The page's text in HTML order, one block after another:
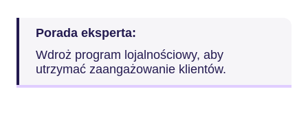
Porada eksperta:
Wdroż program lojalnościowy, aby
utrzymać zaangażowanie klientów.